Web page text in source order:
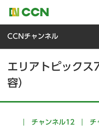
CCNチャンネル
エリアトピック
容）
チャンネル12 チ